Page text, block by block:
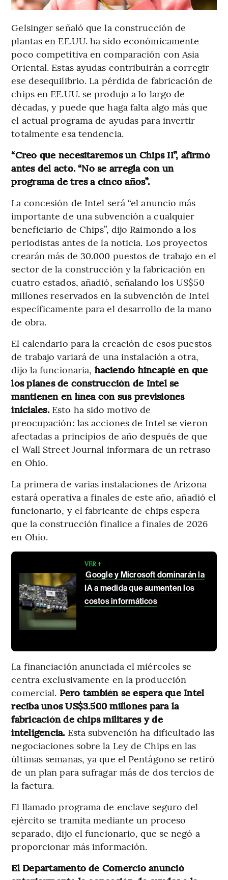
Gelsinger señaló que la construcción de
plantas en EE.UU. ha sido económicamente
poco competitiva en comparación con Asia
Oriental. Estas ayudas contribuirán a corregir
ese desequilibrio. La pérdida de fabricación de
chips en EE.UU. se produjo a lo largo de
décadas, y puede que haga falta algo más que
el actual programa de ayudas para invertir
totalmente esa tendencia.
“Creo que necesitaremos un Chips II”, afirmó
antes del acto. “No se arregla con un
programa de tres a cinco años”.
La concesión de Intel será “el anuncio más
importante de una subvención a cualquier
beneficiario de Chips”, dijo Raimondo a los
periodistas antes de la noticia. Los proyectos
crearán más de 30.000 puestos de trabajo en el
sector de la construcción y la fabricación en
cuatro estados, añadió, señalando los US$50
millones reservados en la subvención de Intel
específicamente para el desarrollo de la mano
de obra.
El calendario para la creación de esos puestos
de trabajo variará de una instalación a otra,
dijo la funcionaria, haciendo hincapié en que
los planes de construcción de Intel se
mantienen en línea con sus previsiones
iniciales. Esto ha sido motivo de
preocupación: las acciones de Intel se vieron
afectadas a principios de año después de que
el Wall Street Journal informara de un retraso
en Ohio.
La primera de varias instalaciones de Arizona
estará operativa a finales de este año, añadió el
funcionario, y el fabricante de chips espera
que la construcción finalice a finales de 2026
en Ohio.
VER +
Google y Microsoft dominarán la
IA a medida que aumenten los
costos informáticos
La financiación anunciada el miércoles se
centra exclusivamente en la producción
comercial. Pero también se espera que Intel
reciba unos US$3.500 millones para la
fabricación de chips militares y de
inteligencia. Esta subvención ha dificultado las
negociaciones sobre la Ley de Chips en las
últimas semanas, ya que el Pentágono se retiró
de un plan para sufragar más de dos tercios de
la factura.
El llamado programa de enclave seguro del
ejército se tramita mediante un proceso
separado, dijo el funcionario, que se negó a
proporcionar más información.
El Departamento de Comercio anunció